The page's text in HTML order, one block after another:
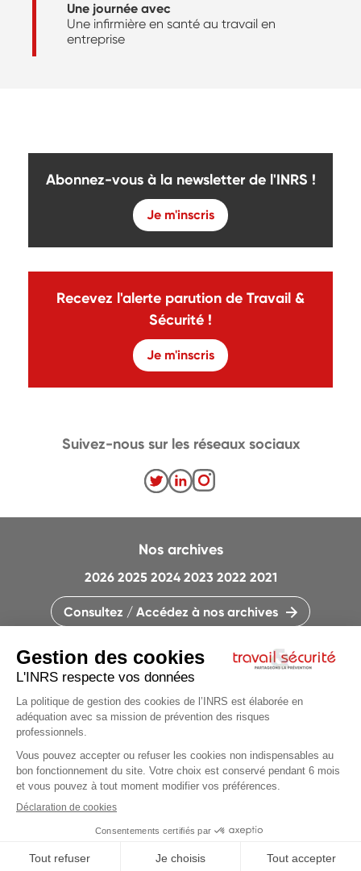
Une journée avec
Une infirmière en santé au travail en
entreprise
Abonnez-vous à la newsletter de l'INRS !
Je m'inscris
Recevez l'alerte parution de Travail &
Sécurité !
Je m'inscris
CONTACTEZ LA RÉDACTION
QUI SOMMES-NOUS ?
PLAN DU SITE
PARAMÈTRES DES COOKIES
CHARTE DES COOKIES ET TRACEURS
Nos archives
2026 2025 2024 2023 2022 2021
Consultez / Accédez à nos archives
Suivez-nous sur les réseaux sociaux